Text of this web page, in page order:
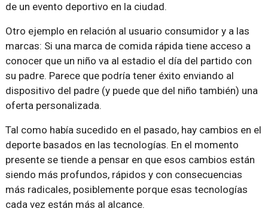
de un evento deportivo en la ciudad.
Otro ejemplo en relación al usuario consumidor y a las
marcas: Si una marca de comida rápida tiene acceso a
conocer que un niño va al estadio el día del partido con
su padre. Parece que podría tener éxito enviando al
dispositivo del padre (y puede que del niño también) una
oferta personalizada.
Tal como había sucedido en el pasado, hay cambios en el
deporte basados en las tecnologías. En el momento
presente se tiende a pensar en que esos cambios están
siendo más profundos, rápidos y con consecuencias
más radicales, posiblemente porque esas tecnologías
cada vez están más al alcance.